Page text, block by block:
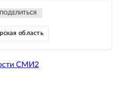
ПОДЕЛИТЬСЯ
область
СМИ2